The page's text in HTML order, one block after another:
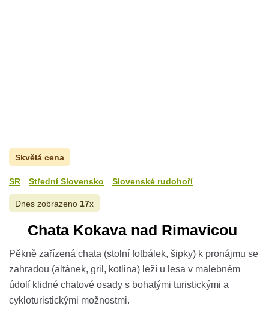
Skvělá cena
SR Střední Slovensko Slovenské rudohoří
Dnes zobrazeno 17x
Chata Kokava nad Rimavicou
Pěkně zařízená chata (stolní fotbálek, šipky) k pronájmu se
zahradou (altánek, gril, kotlina) leží u lesa v malebném
údolí klidné chatové osady s bohatými turistickými a
cykloturistickými možnostmi.